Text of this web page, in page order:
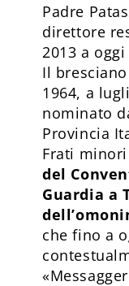
Padre
direttore
2013 a oggi
Il
1964, a
nominato
Provincia
Frati
del
Guardia a
che fino a